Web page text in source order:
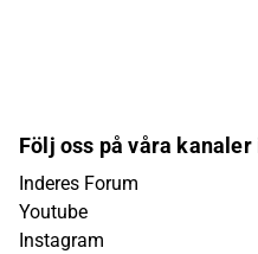
Följ oss på våra
Inderes Forum
Youtube
Instagram